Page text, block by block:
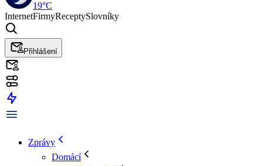
19°C
InternetFirmyReceptySlovníky
Přihlášení
Zprávy
Domácí